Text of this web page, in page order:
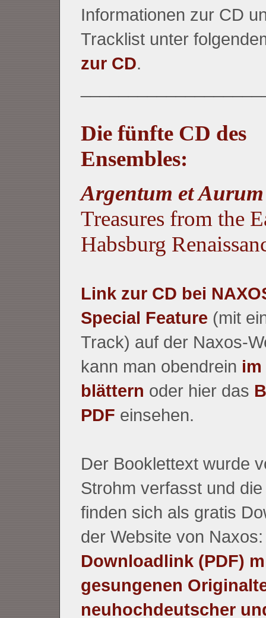
Informationen zur CD
Tracklist unter
zur CD.
Die fünfte CD des
Ensembles:
Argentum et
Treasures from the
Habsburg
Link zur CD bei
Special Feature (mit
Track) auf der Naxos-
kann man obendrein
blättern oder hier das
PDF einsehen.
Der Booklettext wurde
Strohm verfasst und
finden sich als gratis
der Website von Naxos:
Downloadlink (PDF)
gesungenen
neuhochdeutscher